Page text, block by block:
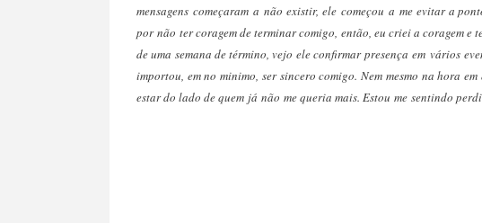
mensagens começaram a não existir, ele começou a me evitar a
por não ter coragem de terminar comigo, então, eu criei a coragem e
de uma semana de término, vejo ele confirmar presença em vários
importou, em no minimo, ser sincero comigo. Nem mesmo na hora
estar do lado de quem já não me queria mais. Estou me sentindo